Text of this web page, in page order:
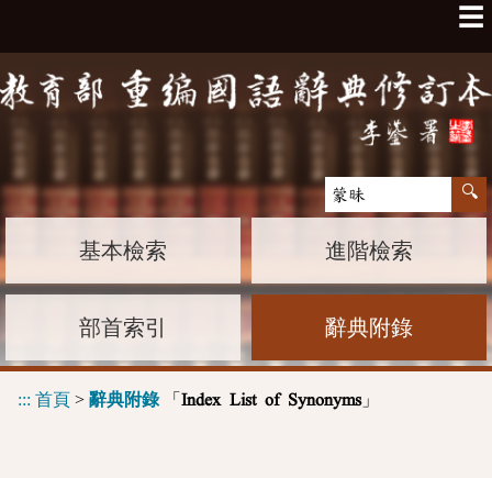
☰
基本檢索 進階檢索
部首索引 辭典附錄
::: 首頁 > 辭典附錄「 Index List of Synonyms」